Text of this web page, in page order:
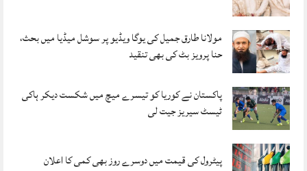
مولانا طارق جمیل کی یوگا ویڈیو پر سوشل میڈیا میں بحث،
حنا پرویز بٹ کی بھی تنقید
پاکستان نے کوریا کو تیسرے میچ میں شکست دیکر ہاکی
ٹیسٹ سیریز جیت لی
پیٹرول کی قیمت میں دوسرے روز بھی کمی کا اعلان